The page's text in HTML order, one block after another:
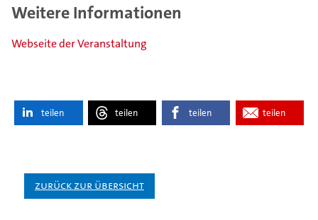
Weitere Informationen
Webseite der Veranstaltung
teilen teilen teilen teilen
Zurück zur Übersicht